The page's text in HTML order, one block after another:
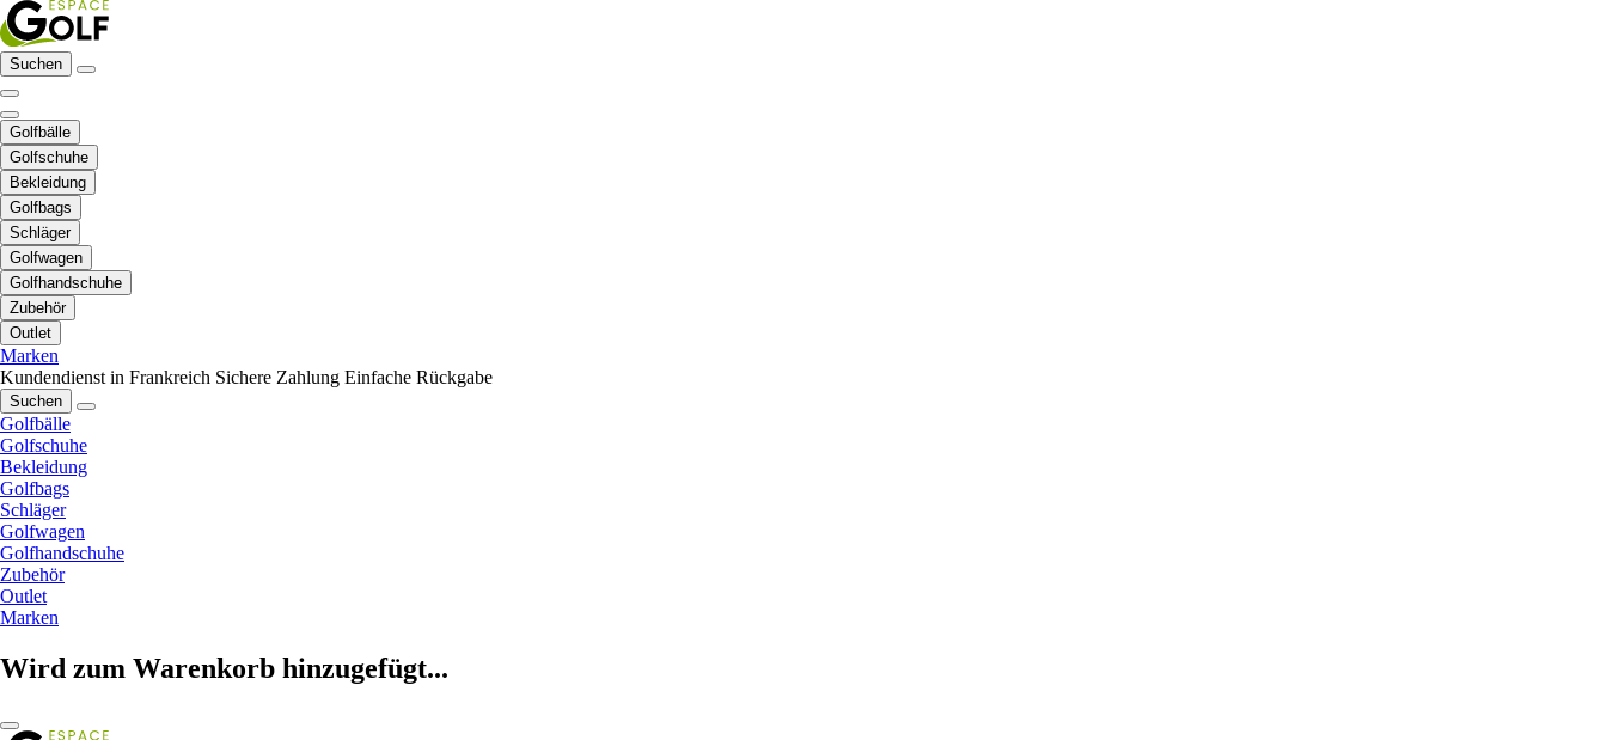
Suchen
Golfbälle
Golfschuhe
Bekleidung
Golfbags
Schläger
Golfwagen
Golfhandschuhe
Zubehör
Outlet
Marken
Kundendienst in Frankreich Sichere Zahlung Einfache Rückgabe
Suchen
Golfbälle
Golfschuhe
Bekleidung
Golfbags
Schläger
Golfwagen
Golfhandschuhe
Zubehör
Outlet
Marken
Wird zum Warenkorb hinzugefügt...